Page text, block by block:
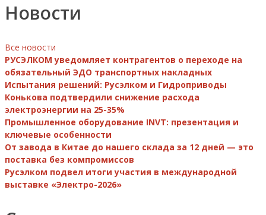
Новости
Все новости
РУСЭЛКОМ уведомляет контрагентов о переходе на
обязательный ЭДО транспортных накладных
Испытания решений: Русэлком и Гидроприводы
Конькова подтвердили снижение расхода
электроэнергии на 25-35%
Промышленное оборудование INVT: презентация и
ключевые особенности
От завода в Китае до нашего склада за 12 дней — это
поставка без компромиссов
Русэлком подвел итоги участия в международной
выставке «Электро-2026»